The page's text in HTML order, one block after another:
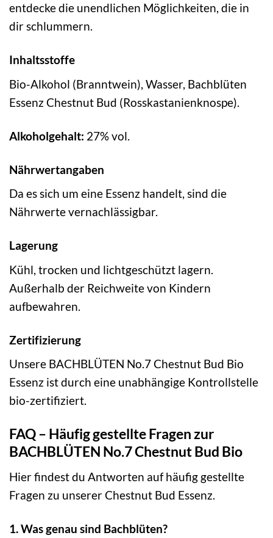
entdecke die unendlichen Möglichkeiten, die in
dir schlummern.
Inhaltsstoffe
Bio-Alkohol (Branntwein), Wasser, Bachblüten
Essenz Chestnut Bud (Rosskastanienknospe).
Alkoholgehalt: 27% vol.
Nährwertangaben
Da es sich um eine Essenz handelt, sind die
Nährwerte vernachlässigbar.
Lagerung
Kühl, trocken und lichtgeschützt lagern.
Außerhalb der Reichweite von Kindern
aufbewahren.
Zertifizierung
Unsere BACHBLÜTEN No.7 Chestnut Bud Bio
Essenz ist durch eine unabhängige Kontrollstelle
bio-zertifiziert.
FAQ – Häufig gestellte Fragen zur
BACHBLÜTEN No.7 Chestnut Bud Bio
Hier findest du Antworten auf häufig gestellte
Fragen zu unserer Chestnut Bud Essenz.
1. Was genau sind Bachblüten?